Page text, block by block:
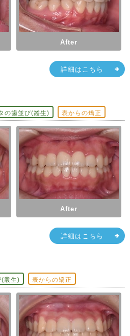
After
詳細はこちら
の歯並び(叢生) 表からの矯正
After
詳細はこちら
(叢生) 表からの矯正